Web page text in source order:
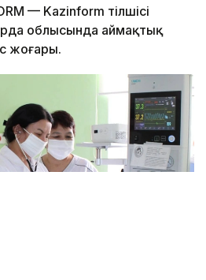
— Kazinform тілшісі
облысында аймақтық
жоғары.